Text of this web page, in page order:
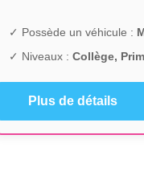
✓ Possède un véhicule :
✓ Niveaux :Collège,
Plus de détails